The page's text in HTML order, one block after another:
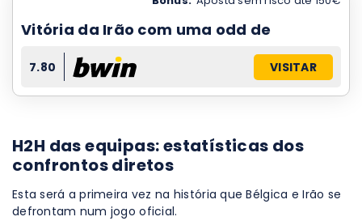
Vitória da Irão com uma odd de
7.80 VISITAR
H2H das equipas: estatísticas dos
confrontos diretos
Esta será a primeira vez na história que Bélgica e Irão se
defrontam num jogo oficial.